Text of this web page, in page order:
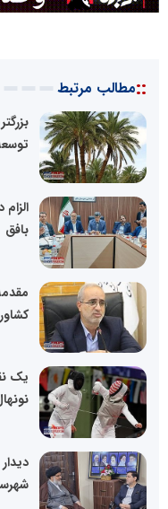
::مطالب مرتبط
بافق
یک‌